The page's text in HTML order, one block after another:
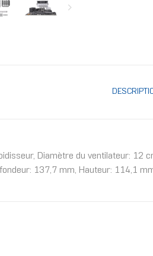
Diamètre du ventilateur:
137,7 mm, Hauteur: 114,1